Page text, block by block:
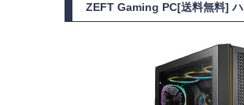
ZEFT Gaming PC[送料無料]